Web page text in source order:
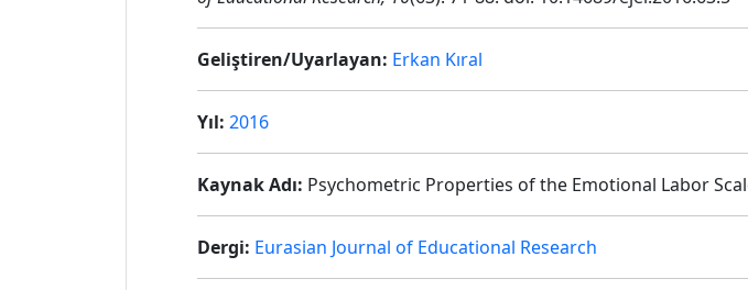
Geliştiren/Uyarlayan: Erkan Kıral
Yıl: 2016
Kaynak Adı: Psychometric Properties of the Emotional Labor
Dergi: Eurasian Journal of Educational Research